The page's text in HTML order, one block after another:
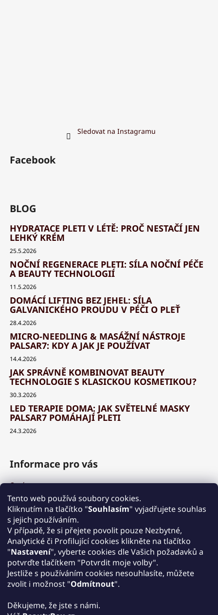
Tento web používá soubory cookies.
Kliknutím na tlačítko "Souhlasím" vyjadřujete souhlas
s jejich používáním.
V případě, že si přejete povolit pouze Nezbytné,
Analytické či Profilující cookies klikněte na tlačítko
"Nastavení", vyberte cookies dle Vašich požadavků a
potvrďte tlačítkem "Potvrdit moje volby".
Jestliže s používáním cookies nesouhlasíte, můžete
zvolit i možnost "Odmítnout".
Děkujeme, že jste s námi.
Sledovat na Instagramu
Facebook
BLOG
HYDRATACE PLETI V LÉTĚ: PROČ NESTAČÍ JEN
LEHKÝ KRÉM
25.5.2026
NOČNÍ REGENERACE PLETI: SÍLA NOČNÍ PÉČE
A BEAUTY TECHNOLOGIÍ
11.5.2026
DOMÁCÍ LIFTING BEZ JEHEL: SÍLA
GALVANICKÉHO PROUDU V PÉČI O PLEŤ
28.4.2026
MICRO-NEEDLING & MASÁŽNÍ NÁSTROJE
PALSAR7: KDY A JAK JE POUŽÍVAT
14.4.2026
JAK SPRÁVNĚ KOMBINOVAT BEAUTY
TECHNOLOGIE S KLASICKOU KOSMETIKOU?
30.3.2026
LED TERAPIE DOMA: JAK SVĚTELNÉ MASKY
PALSAR7 POMÁHAJÍ PLETI
24.3.2026
Informace pro vás
O nás
Výhody a garance
Množstevní slevy
Způsob nákupu a dopravy
Reklamace
Obchodní podmínky
Podmínky ochrany osobních údajů
Kontakt
Zpětný odběr elektrozařízení